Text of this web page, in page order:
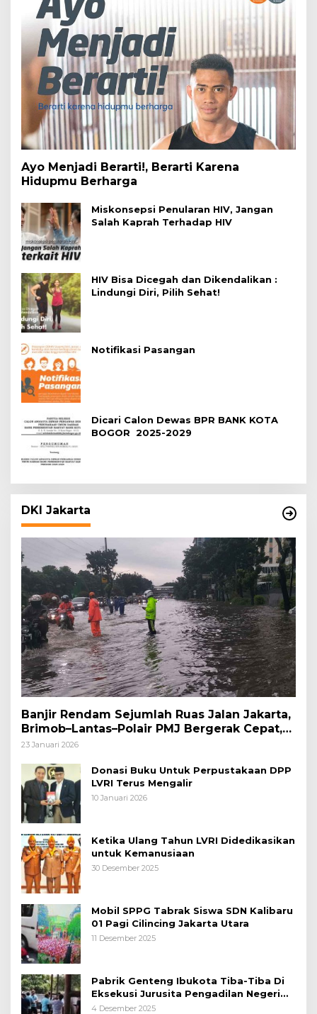
Ayo Menjadi Berarti!, Berarti Karena
Hidupmu Berharga
Miskonsepsi Penularan HIV, Jangan
Salah Kaprah Terhadap HIV
HIV Bisa Dicegah dan Dikendalikan :
Lindungi Diri, Pilih Sehat!
Notifikasi Pasangan
Dicari Calon Dewas BPR BANK KOTA
BOGOR 2025-2029
DKI Jakarta
Banjir Rendam Sejumlah Ruas Jalan Jakarta,
Brimob–Lantas–Polair PMJ Bergerak Cepat,
Polri Siagakan 128.247 Personel Secara
23 Januari 2026
Donasi Buku Untuk Perpustakaan DPP
LVRI Terus Mengalir
10 Januari 2026
Ketika Ulang Tahun LVRI Didedikasikan
untuk Kemanusiaan
30 Desember 2025
Mobil SPPG Tabrak Siswa SDN Kalibaru
01 Pagi Cilincing Jakarta Utara
11 Desember 2025
Pabrik Genteng Ibukota Tiba-Tiba Di
Eksekusi Jurusita Pengadilan Negeri
Tangerang, Diduga Cacat Hukum Sejak
4 Desember 2025